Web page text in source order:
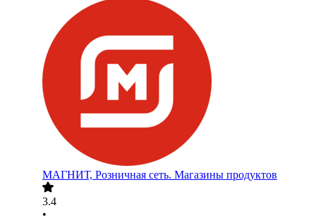
МАГНИТ, Розничная сеть. Магазины продуктов
3.4
•